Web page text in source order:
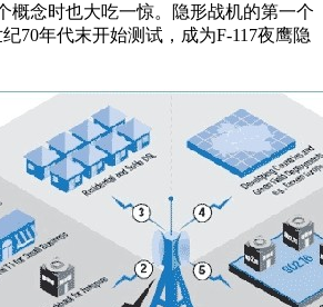
概念时也大吃一惊。隐形战机的第一个
70年代末开始测试，成为F-117夜鹰隐